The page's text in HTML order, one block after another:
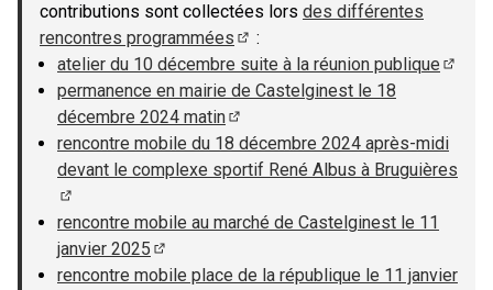
contributions sont collectées lors des différentes
rencontres programmées
(S'ouvre dans un nouvel onglet)
:
atelier du 10 décembre suite à la réunion publique
permanence en mairie de Castelginest le 18
décembre 2024 matin
(S'ouvre dans un nouvel onglet)
rencontre mobile du 18 décembre 2024 après-midi
devant le complexe sportif René Albus à Bruguières
(S'ouvre dans un nouvel onglet)
rencontre mobile au marché de Castelginest le 11
janvier 2025
(S'ouvre dans un nouvel onglet)
rencontre mobile place de la république le 11 janvier